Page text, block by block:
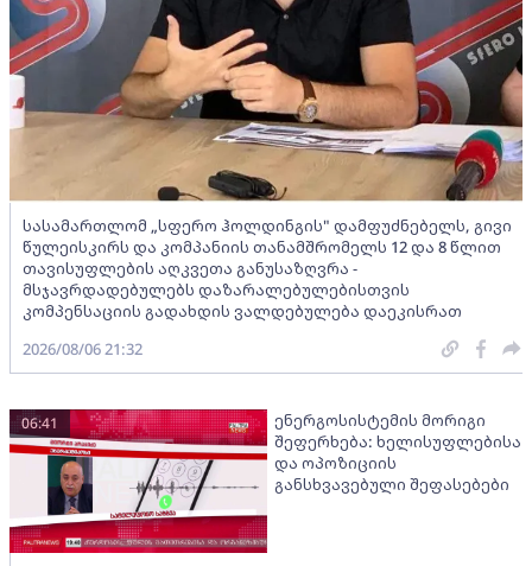
სასამართლომ „სფერო ჰოლდინგის" დამფუძნებელს, გივი
წულეისკირს და კომპანიის თანამშრომელს 12 და 8 წლით
თავისუფლების აღკვეთა განუსაზღვრა -
მსჯავრდადებულებს დაზარალებულებისთვის
კომპენსაციის გადახდის ვალდებულება დაეკისრათ
2026/08/06 21:32
ენერგოსისტემის მორიგი
შეფერხება: ხელისუფლებისა
და ოპოზიციის
განსხვავებული შეფასებები
06:41